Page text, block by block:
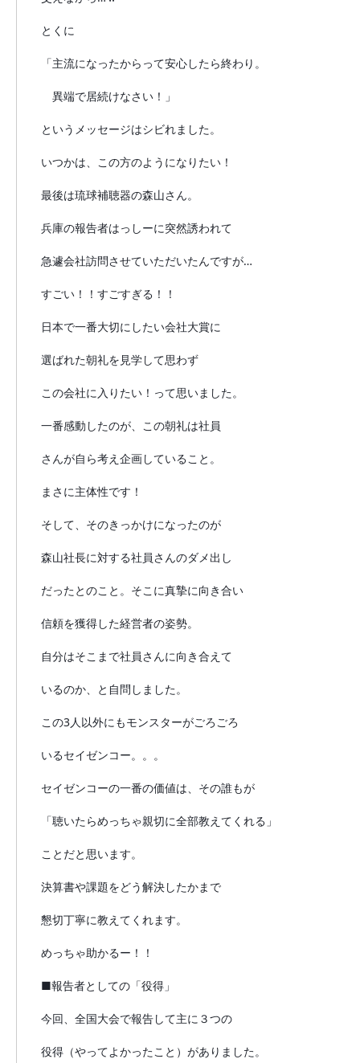
とくに
「主流になったからって安心したら終わり。
異端で居続けなさい！」
というメッセージはシビれました。
いつかは、この方のようになりたい！
最後は琉球補聴器の森山さん。
兵庫の報告者はっしーに突然誘われて
急遽会社訪問させていただいたんですが…
すごい！！すごすぎる！！
日本で一番大切にしたい会社大賞に
選ばれた朝礼を見学して思わず
この会社に入りたい！って思いました。
一番感動したのが、この朝礼は社員
さんが自ら考え企画していること。
まさに主体性です！
そして、そのきっかけになったのが
森山社長に対する社員さんのダメ出し
だったとのこと。そこに真摯に向き合い
信頼を獲得した経営者の姿勢。
自分はそこまで社員さんに向き合えて
いるのか、と自問しました。
この3人以外にもモンスターがごろごろ
いるセイゼンコー。。。
セイゼンコーの一番の価値は、その誰もが
「聴いたらめっちゃ親切に全部教えてくれる」
ことだと思います。
決算書や課題をどう解決したかまで
懇切丁寧に教えてくれます。
めっちゃ助かるー！！
■報告者としての「役得」
今回、全国大会で報告して主に３つの
役得（やってよかったこと）がありました。